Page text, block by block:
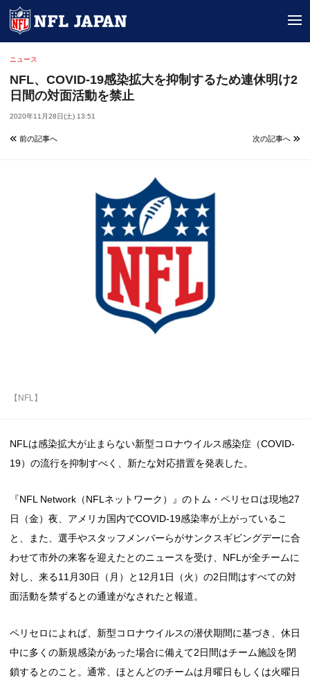
ニュース
NFL、COVID-19感染拡大を抑制するため連休明け2
日間の対面活動を禁止
2020年11月28日(土) 13:51
前の記事へ 次の記事へ
【NFL】
NFLは感染拡大が止まらない新型コロナウイルス感染症（COVID-
19）の流行を抑制すべく、新たな対応措置を発表した。
『NFL Network（NFLネットワーク）』のトム・ペリセロは現地27
日（金）夜、アメリカ国内でCOVID-19感染率が上がっているこ
と、また、選手やスタッフメンバーらがサンクスギビングデーに合
わせて市外の来客を迎えたとのニュースを受け、NFLが全チームに
対し、来る11月30日（月）と12月1日（火）の2日間はすべての対
面活動を禁ずるとの通達がなされたと報道。
ペリセロによれば、新型コロナウイルスの潜伏期間に基づき、休日
中に多くの新規感染があった場合に備えて2日間はチーム施設を閉
鎖するとのこと。通常、ほとんどのチームは月曜日もしくは火曜日